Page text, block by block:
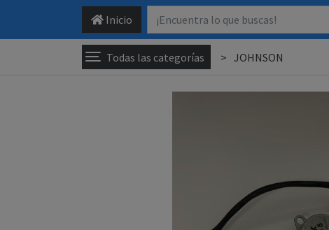
Inicio
Todas las categorías JOHNSON